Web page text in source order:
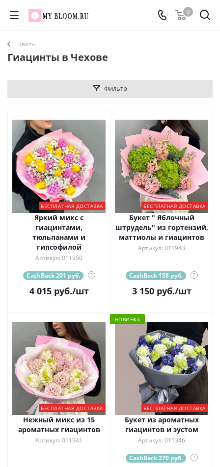
0
Цветы
Гиацинты в Чехове
Фильтр
БЕСПЛАТНАЯ ДОСТАВКА
Яркий микс с
гиацинтами,
тюльпанами и
гипсофилой
Артикул: 011950
CashBack 201 руб. ?
4 015руб./шт
БЕСПЛАТНАЯ ДОСТАВКА
Букет " Яблочный
штрудель" из гортензий,
маттиолы и гиацинтов
Артикул: 011943
CashBack 158 руб. ?
3 150руб./шт
БЕСПЛАТНАЯ ДОСТАВКА
Нежный микс из 15
ароматных гиацинтов
Артикул: 011941
НОВИНКА
БЕСПЛАТНАЯ ДОСТАВКА
Букет из ароматных
гиацинтов и эустом
Артикул: 011346
CashBack 270 руб. ?